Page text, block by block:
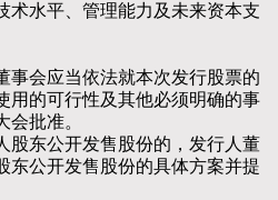
术水平、管理能力及未来资本支
应当依法就本次发行股票的
用的可行性及其他必须明确的事
批准。
东公开发售股份的，发行人董
东公开发售股份的具体方案并提